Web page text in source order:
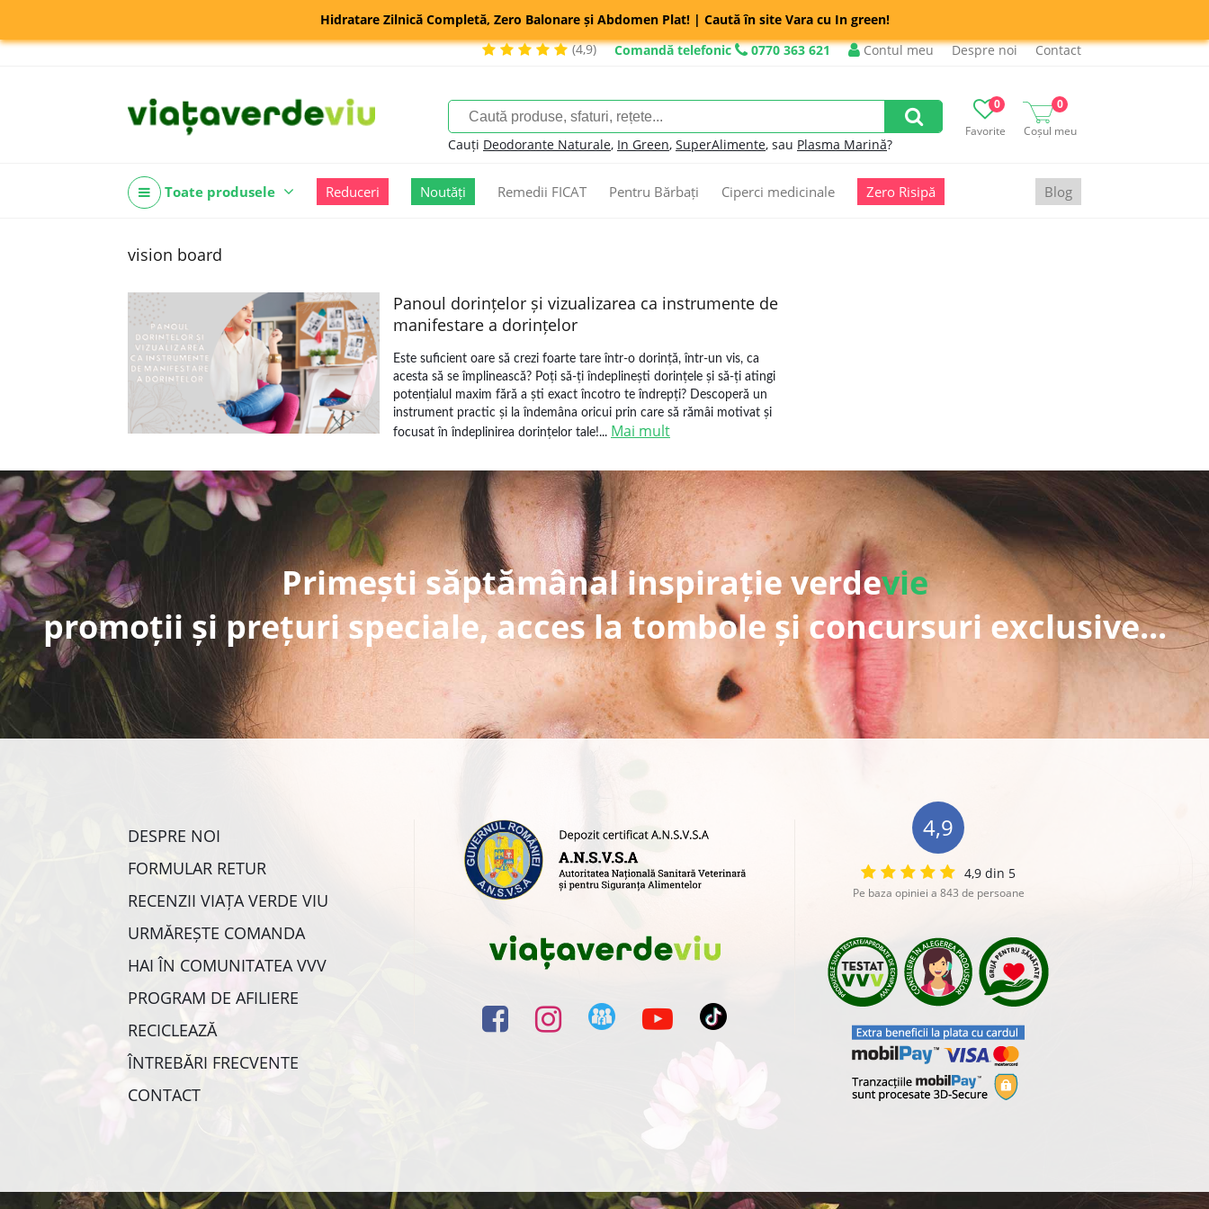
Hidratare Zilnică Completă, Zero Balonare și Abdomen Plat! | Caută în site Vara cu In green!
(4,9)
Comandă telefonic 0770 363 621 Contul meu Despre noi Contact
Favorite
0
Coșul meu
0
Cauți Deodorante Naturale, In Green, SuperAlimente, sau Plasma Marină?
Toate produsele Reduceri Noutăți Remedii FICAT Pentru Bărbați Ciperci medicinale Zero Risipă Blog
vision board
Panoul dorințelor și vizualizarea ca instrumente de
manifestare a dorințelor
Este suficient oare să crezi foarte tare într-o dorință, într-un vis, ca
acesta să se împlinească? Poți să-ți îndeplinești dorințele și să-ți atingi
potențialul maxim fără a ști exact încotro te îndrepți? Descoperă un
instrument practic și la îndemâna oricui prin care să rămâi motivat și
focusat în îndeplinirea dorințelor tale!... Mai mult
Primești săptămânal inspirație verdevie
promoții și prețuri speciale, acces la tombole și concursuri exclusive...
DESPRE NOI
FORMULAR RETUR
RECENZII VIAȚA VERDE VIU
URMĂREȘTE COMANDA
HAI ÎN COMUNITATEA VVV
PROGRAM DE AFILIERE
RECICLEAZĂ
ÎNTREBĂRI FRECVENTE
CONTACT
4,9
4,9 din 5
Pe baza opiniei a 843 de persoane